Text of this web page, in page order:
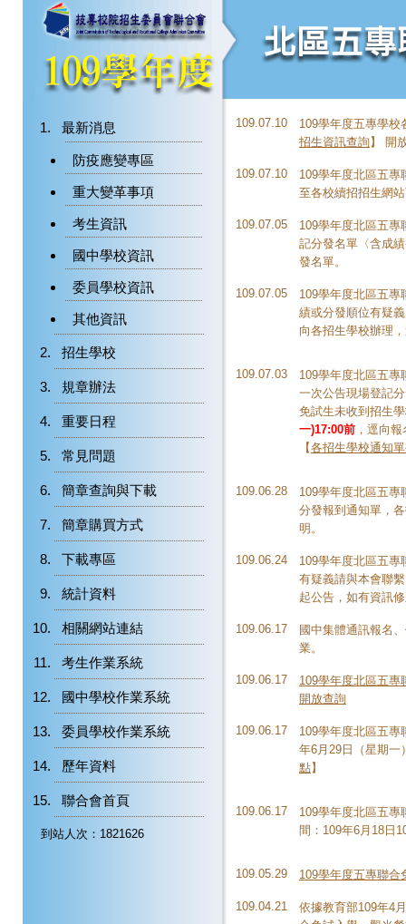
最新消息
防疫應變專區
重大變革事項
考生資訊
國中學校資訊
委員學校資訊
其他資訊
招生學校
規章辦法
重要日程
常見問題
簡章查詢與下載
簡章購買方式
下載專區
統計資料
相關網站連結
考生作業系統
國中學校作業系統
委員學校作業系統
歷年資料
聯合會首頁
到站人次：1821626
109.07.10
109學年度五專學
招生資訊查詢】 開
109.07.10
109學年度北區五
至各校續招招生網
109.07.05
109學年度北區五專
記分發名單〈含成
發名單。
109.07.05
109學年度北區五專
績或分發順位有疑
向各招生學校辦理
109.07.03
109學年度北區五專
一次公告現場登記
免試生未收到招生
一)17:00前 ，逕向
【各招生學校通知
109.06.28
109學年度北區五專
分發報到通知單，
明。
109.06.24
109學年度北區五專
有疑義請與本會聯
起公告，如有資訊
109.06.17
國中集體通訊報名
業。
109.06.17
109學年度北區五專
開放查詢
109.06.17
109學年度北區五專
年6月29日（星期一
點】
109.06.17
109學年度北區五專
間：109年6月18日
109.05.29 109學年度五專聯合
109.04.21
依據教育部109年4